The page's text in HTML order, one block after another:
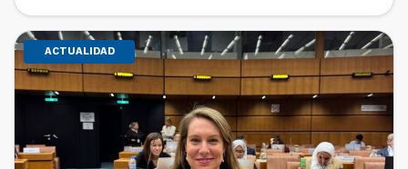
diciembre realizaron su pasantía Ingrid Ivania […]
ACTUALIDAD